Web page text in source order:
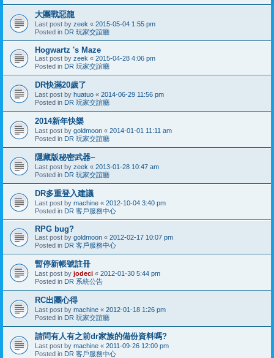
大團戰惡龍
Last post by zeek « 2015-05-04 1:55 pm
Posted in DR 玩家交誼廳
Hogwartz 's Maze
Last post by zeek « 2015-04-28 4:06 pm
Posted in DR 玩家交誼廳
DR快滿20歲了
Last post by huatuo « 2014-06-29 11:56 pm
Posted in DR 玩家交誼廳
2014新年快樂
Last post by goldmoon « 2014-01-01 11:11 am
Posted in DR 玩家交誼廳
隱藏版秘密武器~
Last post by zeek « 2013-01-28 10:47 am
Posted in DR 玩家交誼廳
DR多重登入建議
Last post by machine « 2012-10-04 3:40 pm
Posted in DR 客戶服務中心
RPG bug?
Last post by goldmoon « 2012-02-17 10:07 pm
Posted in DR 客戶服務中心
暫停新帳號註冊
Last post by jodeci « 2012-01-30 5:44 pm
Posted in DR 系統公告
RC出團心得
Last post by machine « 2012-01-18 1:26 pm
Posted in DR 玩家交誼廳
請問有人有之前dr家族的備份資料嗎?
Last post by machine « 2011-09-26 12:00 pm
Posted in DR 客戶服務中心